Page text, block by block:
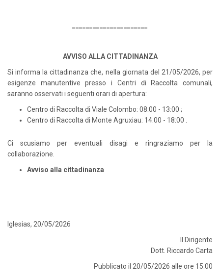
AVVISO ALLA CITTADINANZA
Si informa la cittadinanza che, nella giornata del 21/05/2026, per
esigenze manutentive presso i Centri di Raccolta comunali,
saranno osservati i seguenti orari di apertura:
Centro di Raccolta di Viale Colombo: 08:00 - 13:00 ;
Centro di Raccolta di Monte Agruxiau: 14:00 - 18:00 .
Ci scusiamo per eventuali disagi e ringraziamo per la
collaborazione.
Avviso alla cittadinanza
Iglesias, 20/05/2026
Il Dirigente
Dott. Riccardo Carta
Pubblicato il 20/05/2026 alle ore 15:00